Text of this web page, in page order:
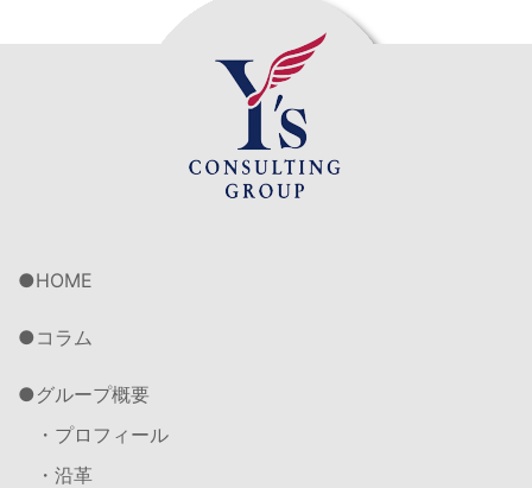
HOME
コラム
グループ概要
・プロフィール
・沿革